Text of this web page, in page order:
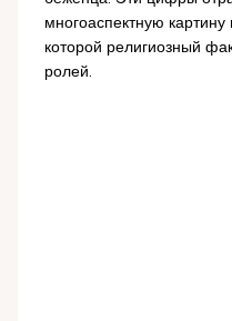
многоаспектную
которой религиозный
ролей.